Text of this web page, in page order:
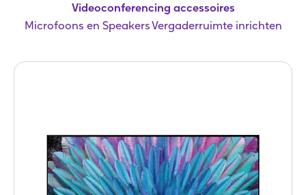
Videoconferencing accessoires
Microfoons en SpeakersVergaderruimte inrichten